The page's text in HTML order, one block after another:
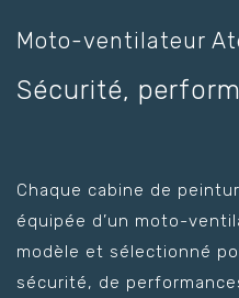
Moto-ventilateur
Sécurité,
Chaque cabine de
équipée d’un moto-
modèle et sélectionné
sécurité, de